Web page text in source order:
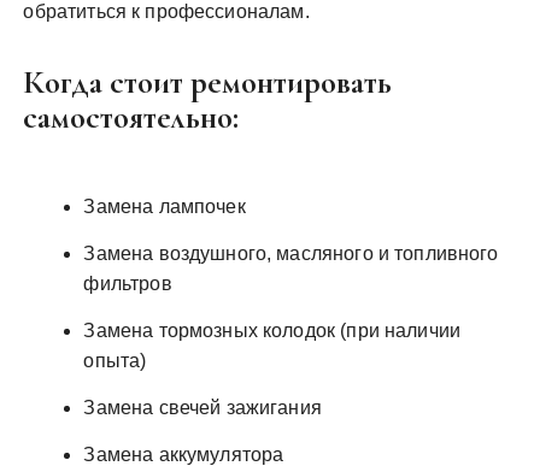
обратиться к профессионалам.
Когда стоит ремонтировать
самостоятельно:
Замена лампочек
Замена воздушного, масляного и топливного
фильтров
Замена тормозных колодок (при наличии
опыта)
Замена свечей зажигания
Замена аккумулятора